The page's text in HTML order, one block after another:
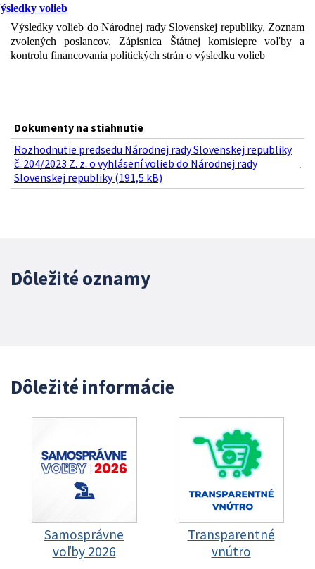
volieb
Výsledky volieb do Národnej rady Slovenskej republiky, Zoznam
zvolených poslancov, Zápisnica Štátnej komisiepre voľby a
kontrolu financovania politických strán o výsledku volieb
Dokumenty na stiahnutie
Rozhodnutie predsedu Národnej rady Slovenskej republiky
č. 204/2023 Z. z. o vyhlásení volieb do Národnej rady
Slovenskej republiky (191,5 kB)
Dôležité oznamy
Dôležité informácie
Samosprávne
voľby 2026
Transparentné
vnútro